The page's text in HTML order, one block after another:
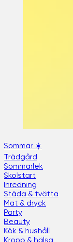
Sommar ☀️
Trädgård
Sommarlek
Skolstart
Inredning
Städa & tvätta
Mat & dryck
Party
Beauty
Kök & hushåll